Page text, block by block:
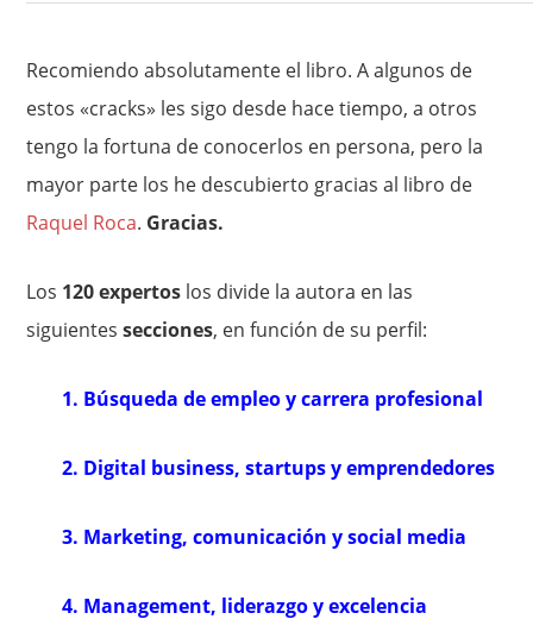
Recomiendo absolutamente el libro. A algunos de
estos «cracks» les sigo desde hace tiempo, a otros
tengo la fortuna de conocerlos en persona, pero la
mayor parte los he descubierto gracias al libro de
Raquel Roca. Gracias.
Los 120 expertos los divide la autora en las
siguientessecciones, en función de su perfil:
1. Búsqueda de empleo y carrera profesional
2. Digital business, startups y emprendedores
3. Marketing, comunicación y social media
4. Management, liderazgo y excelencia